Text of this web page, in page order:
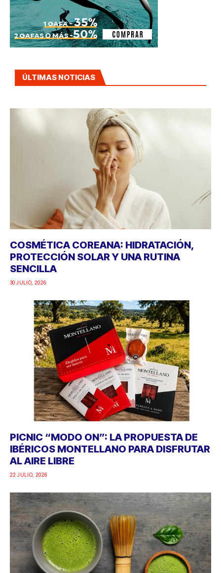
ÚLTIMAS NOTICIAS
COSMÉTICA COREANA: HIDRATACIÓN,
PROTECCIÓN SOLAR Y UNA RUTINA
SENCILLA
30 JULIO, 2026
PICNIC “MODO ON”: LA PROPUESTA DE
IBÉRICOS MONTELLANO PARA DISFRUTAR
AL AIRE LIBRE
22 JULIO, 2026